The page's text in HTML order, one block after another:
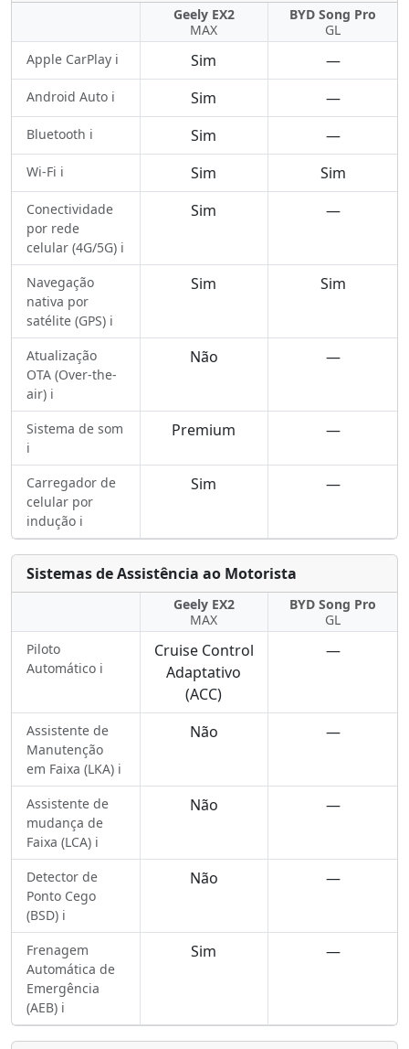
Geely EX2
MAX
BYD Song Pro
GL
Apple CarPlay ℹ️
Sim —
Android Auto ℹ️ Sim —
Bluetooth ℹ️ Sim —
Wi-Fi ℹ️ Sim Sim
Conectividade
por rede
celular (4G/5G) ℹ️
Sim —
Navegação
nativa por
satélite (GPS) ℹ️
Sim Sim
Atualização
OTA (Over-the-
air) ℹ️
Não —
Sistema de som
ℹ️
Premium —
Carregador de
celular por
indução ℹ️
Sim —
Sistemas de Assistência ao Motorista
Geely EX2
MAX
BYD Song Pro
GL
Piloto
Automático ℹ️
Cruise Control
Adaptativo
(ACC)
—
Assistente de
Manutenção
em Faixa (LKA) ℹ️
Não —
Assistente de
mudança de
Faixa (LCA) ℹ️
Não —
Detector de
Ponto Cego
(BSD) ℹ️
Não —
Frenagem
Automática de
Emergência
(AEB) ℹ️
Sim —